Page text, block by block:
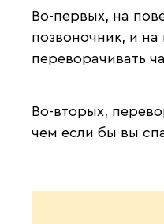
Во-первых, на
позвоночник, и
переворачивать
Во-вторых,
чем если бы вы